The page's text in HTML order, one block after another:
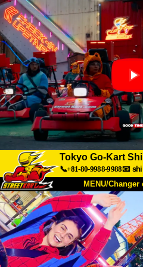
Tokyo Go-Kart
📞+81-80-9988-9988📧
MENU/Changer
À Propos
Accès Avis